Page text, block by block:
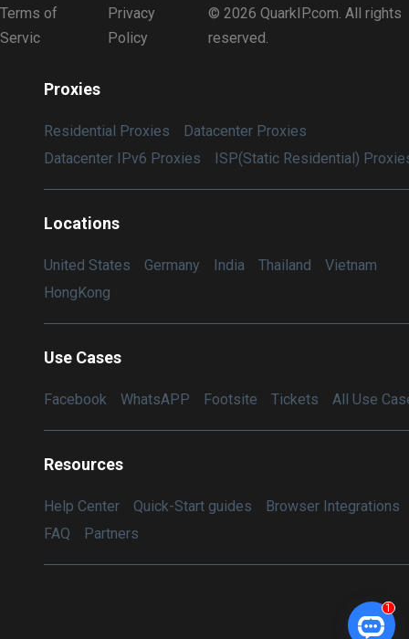
Terms of
Servic
Privacy
Policy
© 2026 QuarkIP.com. All rights
reserved.
Proxies
Residential Proxies
Datacenter Proxies
Datacenter IPv6 Proxies
ISP(Static Residential)
Locations
United States Germany India Thailand
Vietnam
HongKong
Use Cases
Facebook WhatsAPP Footsite Tickets All Use
Resources
Help Center Quick-Start guides
Browser Integrations
FAQ
Partners